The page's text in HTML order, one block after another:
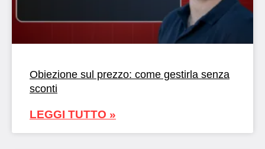
Obiezione sul prezzo: come gestirla senza
sconti
LEGGI TUTTO »